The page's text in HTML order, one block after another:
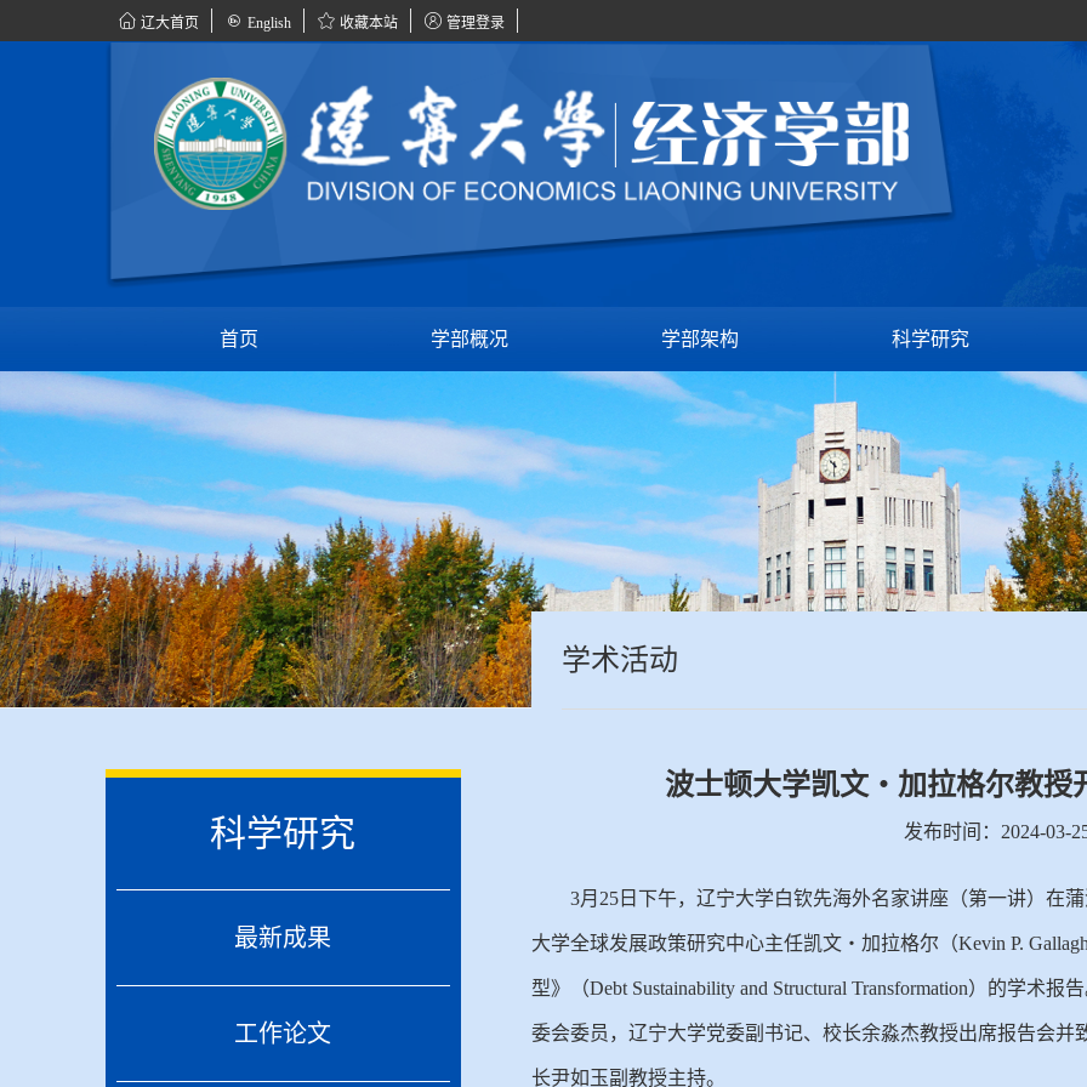
辽大首页 English 收藏本站 管理登录
首页 学部概况 学部架构 科学研究
科学研究
最新成果
工作论文
学术活动
波士顿大学凯文・加拉格尔教授
发布时间：2024-03-
3月25日下午，辽宁大学白钦先海外名家讲座（第一讲）在
大学全球发展政策研究中心主任凯文・加拉格尔（Kevin P.
型》（Debt Sustainability and Structural Transformation）的学术
委会委员，辽宁大学党委副书记、校长余淼杰教授出席报告会
长尹如玉副教授主持。